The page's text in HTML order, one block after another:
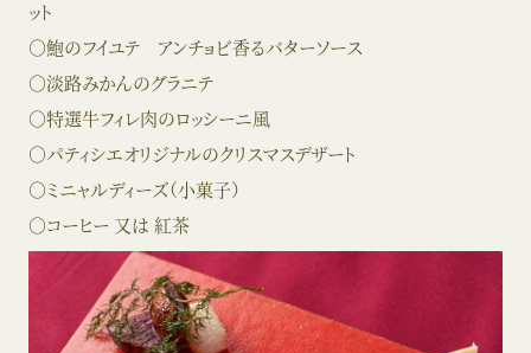
ット
○鮑のフイユテ アンチョビ香るバターソース
○淡路みかんのグラニテ
○特選牛フィレ肉のロッシーニ風
○パティシエオリジナルのクリスマスデザート
○ミニャルディーズ（小菓子）
○コーヒー 又は 紅茶